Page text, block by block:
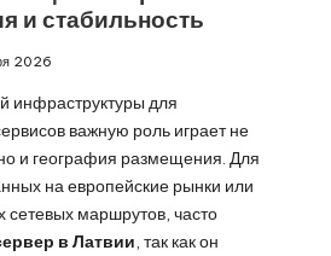
и стабильность
2026
инфраструктуры для
важную роль играет не
и география размещения. Для
на европейские рынки или
маршрутов, часто
в Латвии, так как он